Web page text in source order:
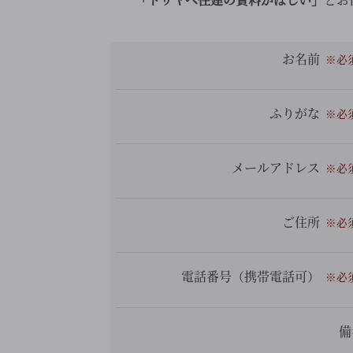
お名前
ふりがな
メールアドレス
ご住所
電話番号（携帯電話可）